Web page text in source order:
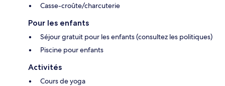
Casse-croûte/charcuterie
Pour les enfants
Séjour gratuit pour les enfants (consultez les politiques)
Piscine pour enfants
Activités
Cours de yoga